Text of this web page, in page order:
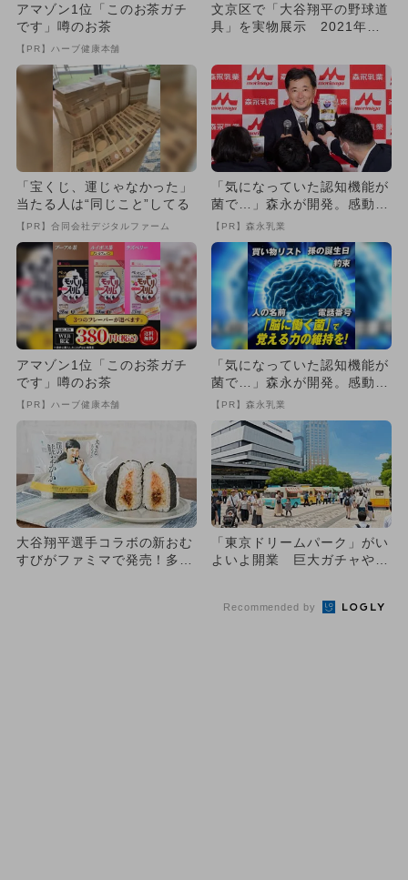
アマゾン1位「このお茶ガチ
です」噂のお茶
【PR】ハーブ健康本舗
文京区で「大谷翔平の野球道
具」を実物展示 2021年引
「宝くじ、運じゃなかった」
当たる人は“同じこと”してる
【PR】合同会社デジタルファーム
「気になっていた認知機能が
菌で…」森永が開発。感動の
70代続出
【PR】森永乳業
アマゾン1位「このお茶ガチ
です」噂のお茶
【PR】ハーブ健康本舗
「気になっていた認知機能が
菌で…」森永が開発。感動の
70代続出
【PR】森永乳業
大谷翔平選手コラボの新おむ
すびがファミマで発売！多摩
「東京ドリームパーク」がい
よいよ開業 巨大ガチャやド
Recommended by